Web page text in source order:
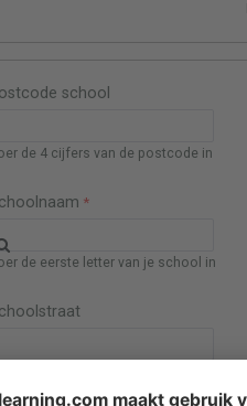
school
de 4 cijfers van de postcode in
de eerste letter van je school in